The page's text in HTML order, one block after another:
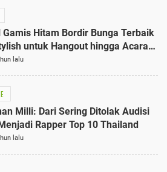
Gamis Hitam Bordir Bunga Terbaik
untuk Hangout hingga Acara
lalu
Milli: Dari Sering Ditolak Audisi
Rapper Top 10 Thailand
lalu